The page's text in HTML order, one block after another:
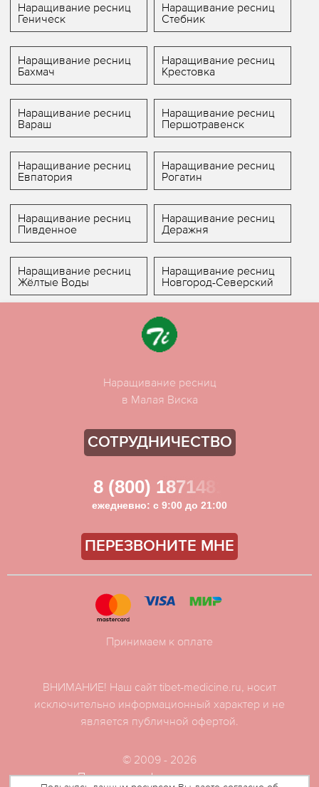
Наращивание ресниц
Геническ
Наращивание ресниц
Стебник
Наращивание ресниц
Бахмач
Наращивание ресниц
Крестовка
Наращивание ресниц
Вараш
Наращивание ресниц
Першотравенск
Наращивание ресниц
Евпатория
Наращивание ресниц
Рогатин
Наращивание ресниц
Пивденное
Наращивание ресниц
Деражня
Наращивание ресниц
Жёлтые Воды
Наращивание ресниц
Новгород-Северский
Наращивание ресниц
в Малая Виска
СОТРУДНИЧЕСТВО
8 (800) 1871481
ежедневно: с 9:00 до 21:00
ПЕРЕЗВОНИТЕ МНЕ
ВНИМАНИЕ! Наш сайт tibet-medicine.ru, носит
исключительно информационный характер и не
является публичной офертой.
© 2009 - 2026
Политика конфиденциальности
Принимаем к оплате